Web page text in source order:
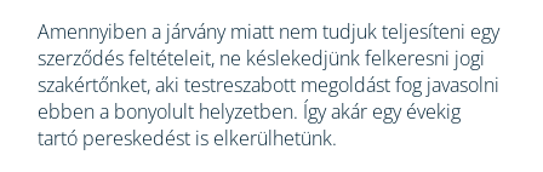
Amennyiben a járvány miatt nem tudjuk teljesíteni egy
szerződés feltételeit, ne késlekedjünk felkeresni jogi
szakértőnket, aki testreszabott megoldást fog javasolni
ebben a bonyolult helyzetben. Így akár egy évekig
tartó pereskedést is elkerülhetünk.